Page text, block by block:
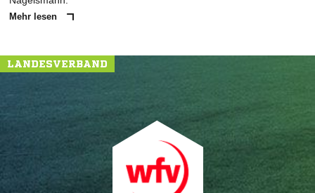
Mehr lesen
LANDESVERBAND